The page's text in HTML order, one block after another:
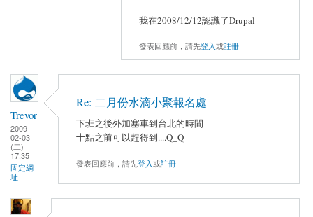
-------------------------
我在2008/12/12認識了Drupal
發表回應前，請先登入或註冊
Trevor
2009-
02-03
(二)
17:35
固定網
址
Re: 二月份水滴小聚報名處
下班之後外加塞車到台北的時間
十點之前可以趕得到....Q_Q
發表回應前，請先登入或註冊